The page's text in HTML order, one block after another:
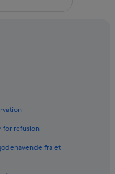
for refusion
fra et